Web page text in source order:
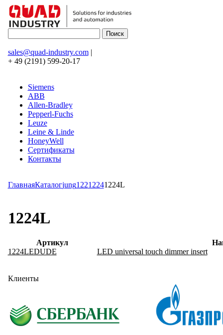
sales@quad-industry.com|
+ 49 (2191) 599-20-17
Siemens
ABB
Allen-Bradley
Pepperl-Fuchs
Leuze
Leine & Linde
HoneyWell
Сертификаты
Контакты
ГлавнаяКаталогjung12212241224L
1224L
Артикул
1224LEDUDE
LED universal touch dimmer insert
Клиенты